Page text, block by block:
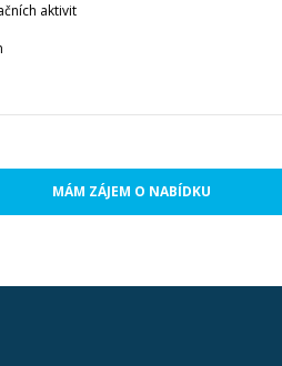
aktivit
MÁM ZÁJEM O NABÍDKU